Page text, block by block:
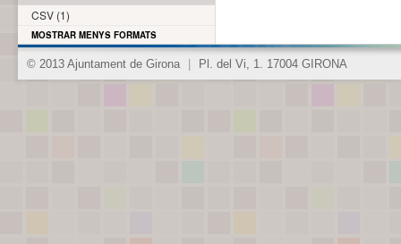
CSV (1)
MOSTRAR MENYS FORMATS
© 2013 Ajuntament de Girona Pl. del Vi, 1. 17004 GIRONA